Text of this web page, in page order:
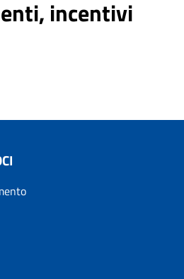
incentivi